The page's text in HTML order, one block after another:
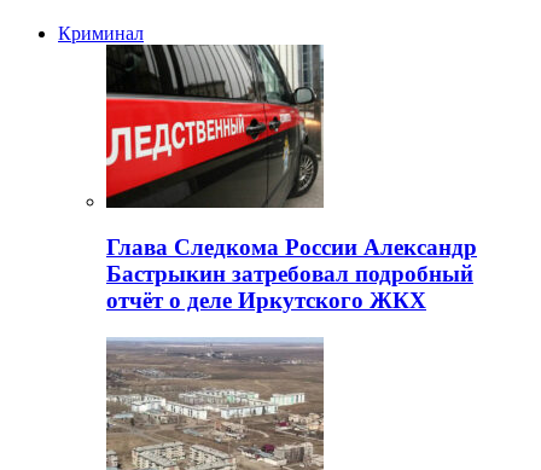
Криминал
Глава Следкома России Александр
Бастрыкин затребовал подробный
отчёт о деле Иркутского ЖКХ